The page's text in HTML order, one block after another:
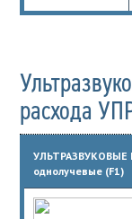
расхода
УЛЬТРАЗВУКОВЫЕ
однолучевые (F1)